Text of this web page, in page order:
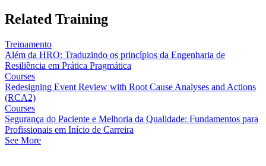
Related Training
Treinamento
Além da HRO: Traduzindo os princípios da Engenharia de
Resiliência em Prática Pragmática
Courses
Redesigning Event Review with Root Cause Analyses and Actions
(RCA2)
Courses
Segurança do Paciente e Melhoria da Qualidade: Fundamentos para
Profissionais em Início de Carreira
See More